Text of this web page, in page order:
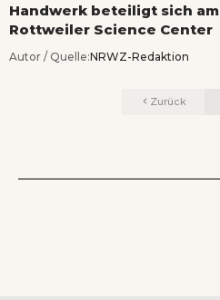
Handwerk beteiligt sich am
Rottweiler Science Center
Autor / Quelle:NRWZ-Redaktion
Zurück